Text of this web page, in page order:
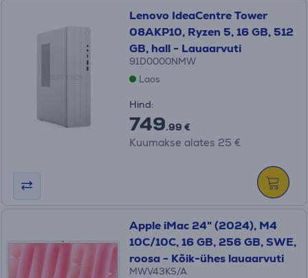
Lenovo IdeaCentre Tower
08AKP10, Ryzen 5, 16 GB, 512
GB, hall - Lauaarvuti
91D0000NMW
Laos
Hind:
749.99 €
Kuumakse alates 25 €
Apple iMac 24" (2024), M4
10C/10C, 16 GB, 256 GB, SWE,
roosa - Kõik-ühes lauaarvuti
MWV43KS/A